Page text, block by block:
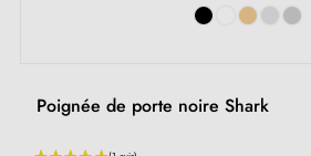
Instruction de montage en Français
Poignée de porte noire Shark